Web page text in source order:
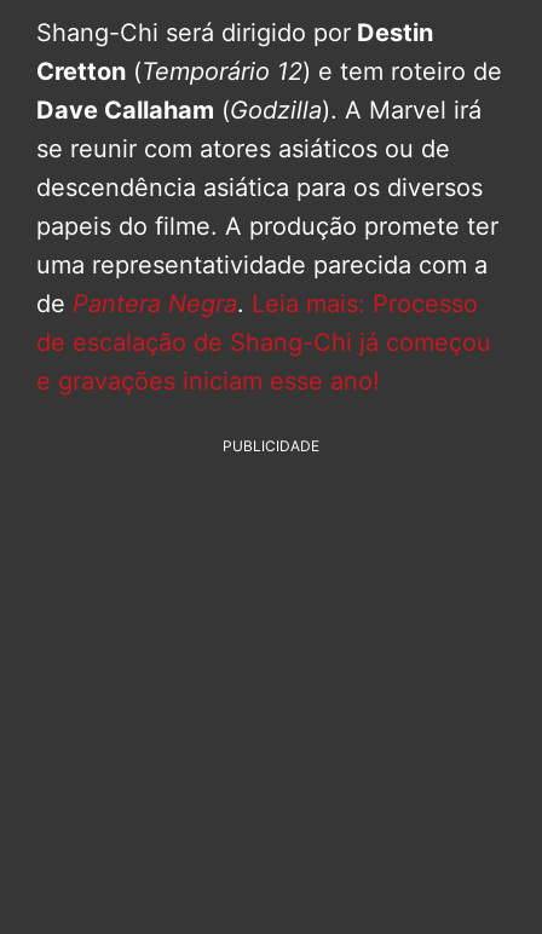
Shang-Chi será dirigido por Destin
Cretton (Temporário 12) e tem roteiro de
Dave Callaham (Godzilla). A Marvel irá
se reunir com atores asiáticos ou de
descendência asiática para os diversos
papeis do filme. A produção promete ter
uma representatividade parecida com a
de Pantera Negra. Leia mais: Processo
de escalação de Shang-Chi já começou
e gravações iniciam esse ano!
PUBLICIDADE